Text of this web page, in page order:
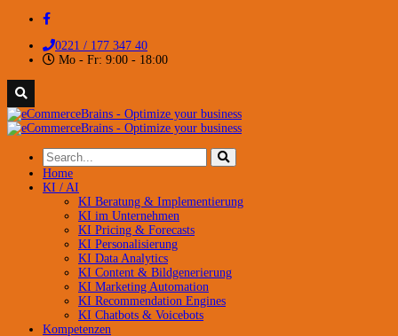
0221 / 177 347 40
Mo - Fr: 9:00 - 18:00
Home
KI / AI
KI Beratung & Implementierung
KI im Unternehmen
KI Pricing & Forecasts
KI Personalisierung
KI Data Analytics
KI Content & Bildgenerierung
KI Marketing Automation
KI Recommendation Engines
KI Chatbots & Voicebots
Kompetenzen